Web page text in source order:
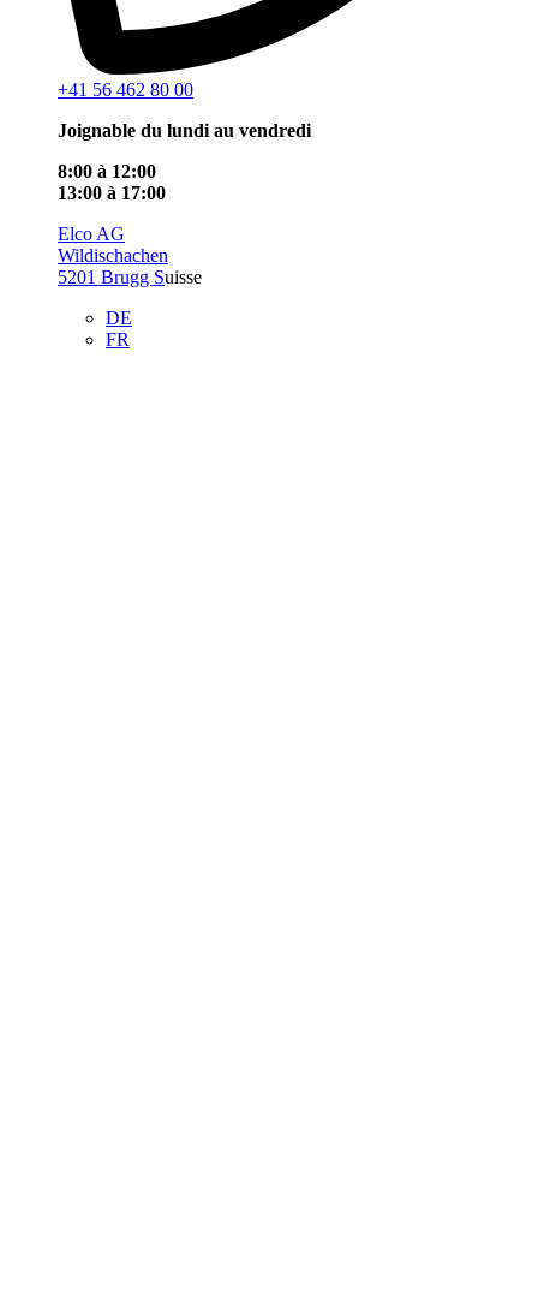
+41 56 462 80 00
Joignable du lundi au vendredi
8:00 à 12:00
13:00 à 17:00
Elco AG
Wildischachen
5201 Brugg Suisse
DE
FR